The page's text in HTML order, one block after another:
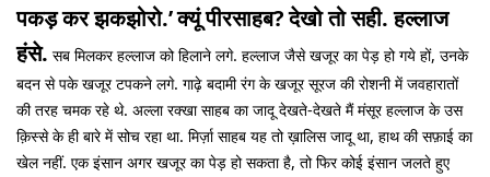
पकड़ कर झकझोरो.’क्यूं पीरसाहब?देखो तो सही. हल्लाज
हंसे. सब मिलकर हल्लाज को हिलाने लगे. हल्लाज जैसे खजूर का पेड़ हो गये हों, उनके
बदन से पके खजूर टपकने लगे. गाढ़े बदामी रंग के खजूर सूरज की रोशनी में जवहारातों
की तरह चमक रहे थे. अल्ला रक्खा साहब का जादू देखते-देखते मैं मंसूर हल्लाज के उस
क़िस्से के ही बारे में सोच रहा था. मिर्ज़ा साहब यह तो ख़ालिस जादू था, हाथ की सफ़ाई का
खेल नहीं. एक इंसान अगर खजूर का पेड़ हो सकता है, तो फिर कोई इंसान जलते हुए